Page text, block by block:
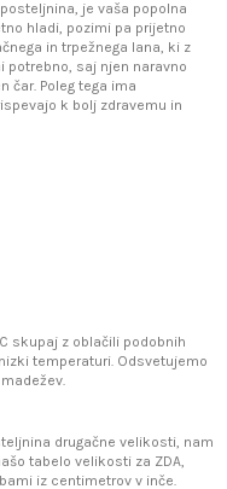
je vaša popolna
hladi, pozimi pa prijetno
in trpežnega lana, ki z
potrebno, saj njen naravno
čar. Poleg tega ima
k bolj zdravemu in
skupaj z oblačili podobnih
temperaturi. Odsvetujemo
drugačne velikosti, nam
tabelo velikosti za ZDA,
iz centimetrov v inče.